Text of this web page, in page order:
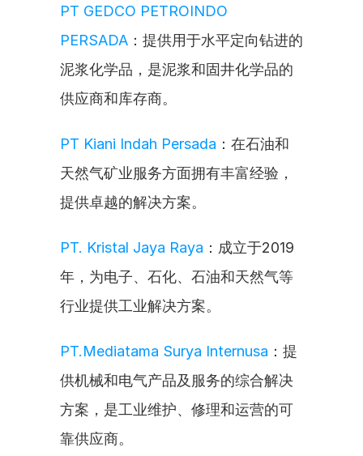
PT GEDCO PETROINDO
PERSADA ：提供用于水平定向钻进的
泥浆化学品，是泥浆和固井化学品的
供应商和库存商。
PT Kiani Indah Persada ：在石油和
天然气矿业服务方面拥有丰富经验，
提供卓越的解决方案。
PT. Kristal Jaya Raya ：成立于2019
年，为电子、石化、石油和天然气等
行业提供工业解决方案。
PT.Mediatama Surya Internusa ：提
供机械和电气产品及服务的综合解决
方案，是工业维护、修理和运营的可
靠供应商。